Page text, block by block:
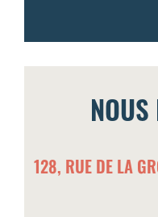
NOUS
128, RUE DE LA